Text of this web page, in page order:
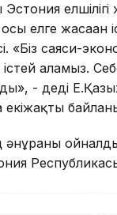
Эстония
елге жасаған
«Біз саяси-
аламыз.
- деді